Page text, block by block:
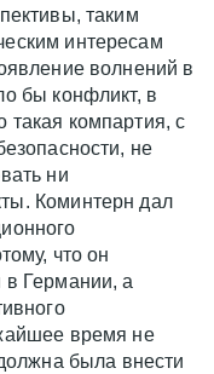
таким
интересам
волнений в
бы конфликт, в
компартия, с
не
ни
Коминтерн дал
что он
Германии, а
время не
была внести